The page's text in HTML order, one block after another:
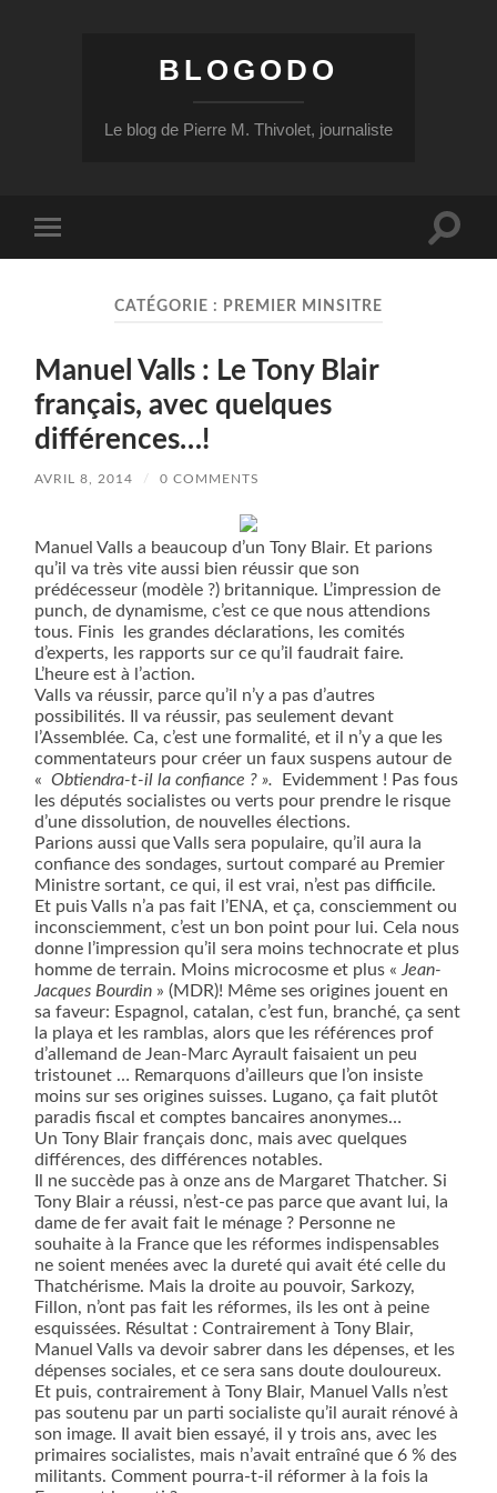
BLOGODO
Le blog de Pierre M. Thivolet, journaliste
mobile
Toggle
CATÉGORIE : PREMIER MINSITRE
Manuel Valls : Le Tony Blair
français, avec quelques
différences…!
AVRIL 8, 2014 / 0 COMMENTS
Manuel Valls a beaucoup d’un Tony Blair. Et parions
qu’il va très vite aussi bien réussir que son
prédécesseur (modèle ?) britannique. L’impression de
punch, de dynamisme, c’est ce que nous attendions
tous. Finis
les grandes déclarations, les comités
d’experts, les rapports sur ce qu’il faudrait faire.
L’heure est à l’action.
Valls va réussir, parce qu’il n’y a pas d’autres
possibilités. Il va réussir, pas seulement devant
l’Assemblée. Ca, c’est une formalité, et il n’y a que les
commentateurs pour créer un faux suspens autour de
«Obtiendra-t-il la confiance ? ».
Evidemment ! Pas fous
les députés socialistes ou verts pour prendre le risque
d’une dissolution, de nouvelles élections.
Parions aussi que Valls sera populaire, qu’il aura la
confiance des sondages, surtout comparé au Premier
Ministre sortant, ce qui, il est vrai, n’est pas difficile.
Et puis Valls n’a pas fait l’ENA, et ça, consciemment ou
inconsciemment, c’est un bon point pour lui. Cela nous
donne l’impression qu’il sera moins technocrate et plus
homme de terrain. Moins microcosme et plus «Jean-
Jacques Bourdin » (MDR)! Même ses origines jouent en
sa faveur: Espagnol, catalan, c’est fun, branché, ça sent
la playa et les ramblas, alors que les références prof
d’allemand de Jean-Marc Ayrault faisaient un peu
tristounet … Remarquons d’ailleurs que l’on insiste
moins sur ses origines suisses. Lugano, ça fait plutôt
paradis fiscal et comptes bancaires anonymes…
Un Tony Blair français donc, mais avec quelques
différences, des différences notables.
Il ne succède pas à onze ans de Margaret Thatcher. Si
Tony Blair a réussi, n’est-ce pas parce que avant lui, la
dame de fer avait fait le ménage ? Personne ne
souhaite à la France que les réformes indispensables
ne soient menées avec la dureté qui avait été celle du
Thatchérisme. Mais la droite au pouvoir, Sarkozy,
Fillon, n’ont pas fait les réformes, ils les ont à peine
esquissées. Résultat : Contrairement à Tony Blair,
Manuel Valls va devoir sabrer dans les dépenses, et les
dépenses sociales, et ce sera sans doute douloureux.
Et puis, contrairement à Tony Blair, Manuel Valls n’est
pas soutenu par un parti socialiste qu’il aurait rénové à
son image. Il avait bien essayé, il y trois ans, avec les
primaires socialistes, mais n’avait entraîné que 6 % des
militants. Comment pourra-t-il réformer à la fois la